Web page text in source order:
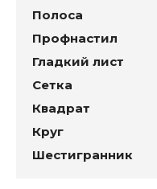
Полоса
Профнастил
Гладкий лист
Сетка
Квадрат
Круг
Шестигранник